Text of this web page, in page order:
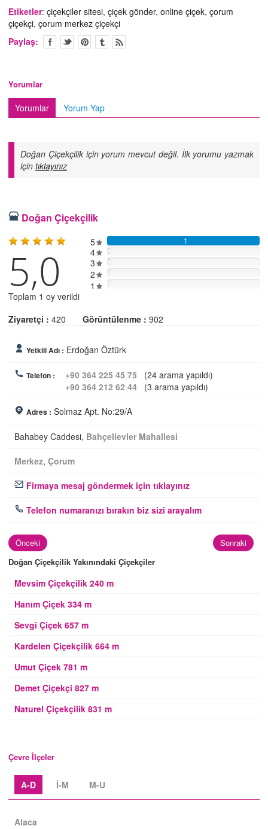
Etiketler: çiçekçiler sitesi, çiçek gönder, online çiçek, çorum
çiçekçi, çorum merkez çiçekçi
Paylaş:
Yorumlar
Yorumlar Yorum Yap
Doğan Çiçekçilik için yorum mevcut değil. İlk yorumu yazmak
için tıklayınız
Doğan Çiçekçilik
5,0
Toplam 1 oy verildi
5 1
4 0
3 0
2 0
1 0
Ziyaretçi : 420 Görüntülenme : 902
Yetkili Adı : Erdoğan Öztürk
Telefon : +90 364 225 45 75
(24 arama yapıldı)
+90 364 212 62 44
(3 arama yapıldı)
Adres : Solmaz Apt. No:29/A
Bahabey Caddesi, Bahçelievler Mahallesi
Merkez, Çorum
Firmaya mesaj göndermek için tıklayınız
Telefon numaranızı bırakın biz sizi arayalım
Önceki
Sonraki
Doğan Çiçekçilik Yakınındaki Çiçekçiler
Mevsim Çiçekçilik 240 m
Hanım Çiçek 334 m
Sevgi Çiçek 657 m
Kardelen Çiçekçilik 664 m
Umut Çiçek 781 m
Demet Çiçekçi 827 m
Naturel Çiçekçilik 831 m
Çevre İlçeler
A-D İ-M M-U
Alaca